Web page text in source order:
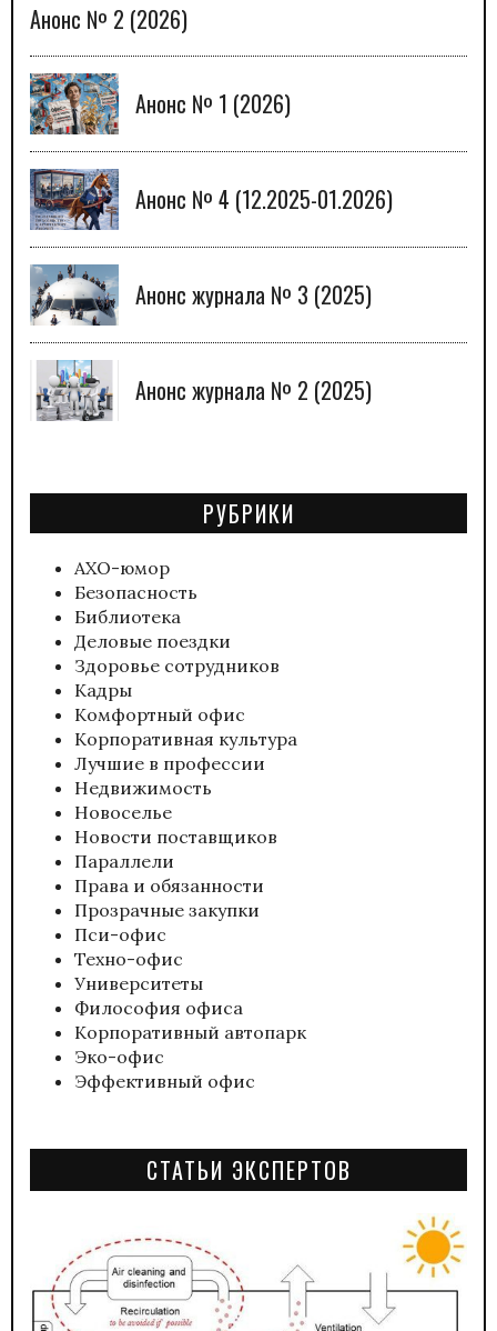
Анонс № 2 (2026)
Анонс № 1 (2026)
Анонс № 4 (12.2025-01.2026)
Анонс журнала № 3 (2025)
Анонс журнала № 2 (2025)
РУБРИКИ
АХО-юмор
Безопасность
Библиотека
Деловые поездки
Здоровье сотрудников
Кадры
Комфортный офис
Корпоративная культура
Лучшие в профессии
Недвижимость
Новоселье
Новости поставщиков
Параллели
Права и обязанности
Прозрачные закупки
Пси-офис
Техно-офис
Университеты
Философия офиса
Корпоративный автопарк
Эко-офис
Эффективный офис
СТАТЬИ ЭКСПЕРТОВ